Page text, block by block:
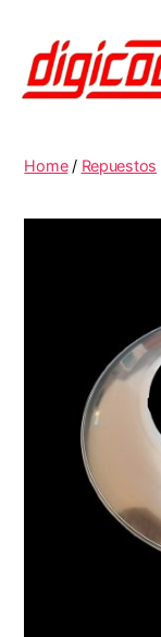
Home/ Repuestos